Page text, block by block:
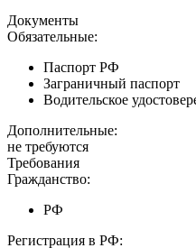
Документы
Обязательные:
Паспорт РФ
Заграничный паспорт
Водительское
Дополнительные:
не требуются
Требования
Гражданство:
РФ
Регистрация в РФ: